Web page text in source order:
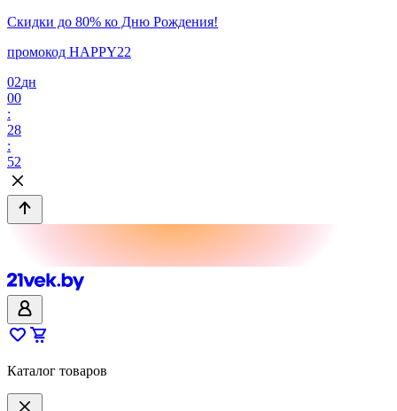
Скидки до 80% ко Дню Рождения!
промокод HAPPY22
02дн
00
:
28
:
52
Каталог товаров